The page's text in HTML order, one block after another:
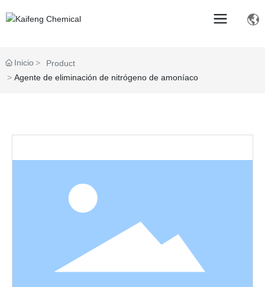
Inicio
Product
Agente de eliminación de nitrógeno de amoníaco